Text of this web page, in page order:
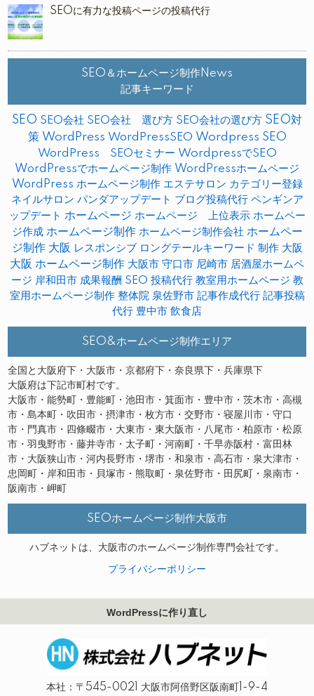
SEOに有力な投稿ページの投稿代行
SEO＆ホームページ制作News
記事キーワード
SEO SEO会社 SEO会社 選び方 SEO会社の選び方 SEO対
策 WordPress WordPressSEO Wordpress SEO
WordPress SEOセミナー WordpressでSEO
WordPressでホームページ制作 WordPressホームページ
WordPress ホームページ制作 エステサロン カテゴリー登録
ネイルサロン パンダアップデート ブログ投稿代行 ペンギンア
ップデート ホームページ ホームページ 上位表示 ホームペー
ジ作成 ホームページ制作 ホームページ制作会社 ホームペー
ジ制作 大阪 レスポンシブ ロングテールキーワード 制作 大阪
大阪 ホームページ制作 大阪市 守口市 尼崎市 居酒屋ホームペ
ージ 岸和田市 成果報酬 SEO 投稿代行 教室用ホームページ 教
室用ホームページ制作 整体院 泉佐野市 記事作成代行 記事投稿
代行 豊中市 飲食店
SEO&ホームページ制作エリア
全国と大阪府下・大阪市・京都府下・奈良県下・兵庫県下
大阪府は下記市町村です。
大阪市・能勢町・豊能町・池田市・箕面市・豊中市・茨木市・高槻
市・島本町・吹田市・摂津市・枚方市・交野市・寝屋川市・守口
市・門真市・四條畷市・大東市・東大阪市・八尾市・柏原市・松原
市・羽曳野市・藤井寺市・太子町・河南町・千早赤阪村・富田林
市・大阪狭山市・河内長野市・堺市・和泉市・高石市・泉大津市・
忠岡町・岸和田市・貝塚市・熊取町・泉佐野市・田尻町・泉南市・
阪南市・岬町
SEOホームページ制作大阪市
ハブネットは、大阪市のホームページ制作専門会社です。
プライバシーポリシー
WordPressに作り直し
本社：〒545-0021 大阪市阿倍野区阪南町1-9-4